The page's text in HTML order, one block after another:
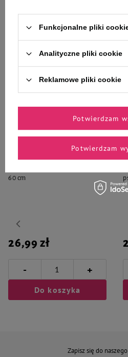
Do koszyka
Zaufane i
naszych
ZOLUX Zabawka pluszowa dla
60 cm
26,99 zł
- +
Do koszyka
Zapisz się do
Funkcjonalne pliki
Analityczne pliki cookie
Reklamowe pliki cookie
Potwierdzam
Potwierdzam